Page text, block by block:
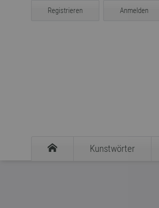
Registrieren Anmelden
Kunstwörter